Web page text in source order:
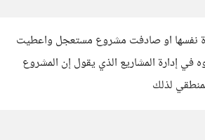
نفسها او صادفت مشروع مستعجل واعطيت
في إدارة المشاريع الذي يقول إن المشروع
لذلك